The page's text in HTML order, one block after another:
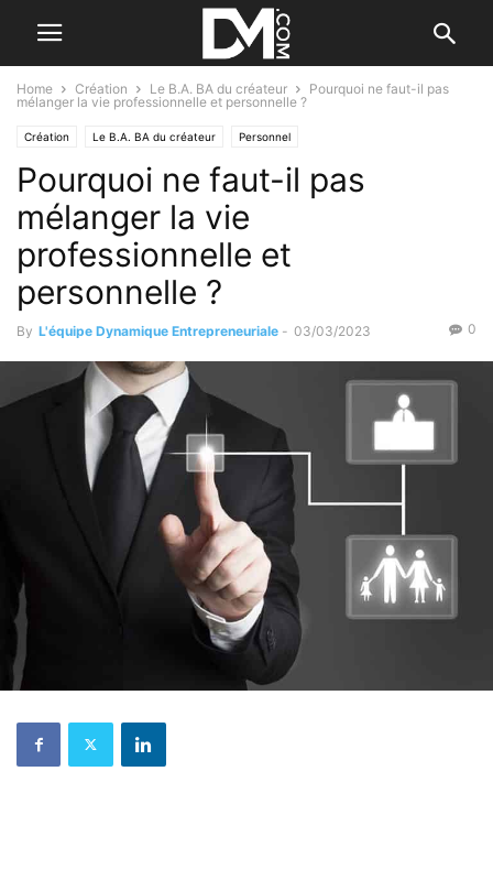
Home Création Le B.A. BA du créateur
Pourquoi ne faut-il pas
mélanger la vie professionnelle et personnelle ?
Création Le B.A. BA du créateur Personnel
Pourquoi ne faut-il pas
mélanger la vie
professionnelle et
personnelle ?
By L'équipe Dynamique Entrepreneuriale - 03/03/2023 0